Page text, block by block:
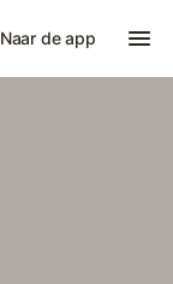
Naar de app